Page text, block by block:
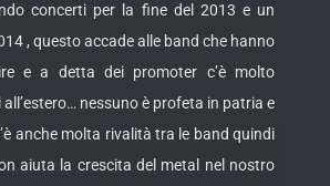
concerti per la fine del 2013 e un
, questo accade alle band che hanno
e a detta dei promoter c’è molto
all’estero… nessuno è profeta in patria e
anche molta rivalità tra le band quindi
aiuta la crescita del metal nel nostro